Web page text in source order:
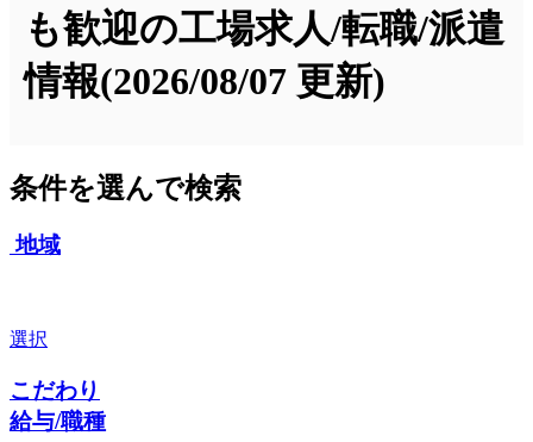
も歓迎の工場求人/転職/派遣
情報(2026/08/07 更新)
条件を選んで検索
地域
選択
こだわり
給与/職種